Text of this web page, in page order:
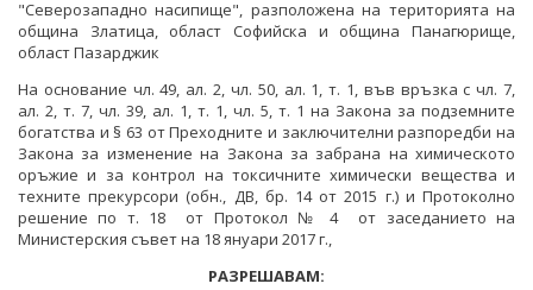
НА СЪВЕТА
РАЗСЕКРЕТЕНИ ДОГОВОРИ В ЕНЕРГЕТИКАТА
ПРЯКО ИЗЛЪЧВАНЕ НА ЗАСЕДАНИЯТА НА
ОБЩЕСТВЕНИЯ СЪВЕТ ПО ЕНЕРГЕТИКА
ПРОЕКТИ ОТ ОБЩ ИНТЕРЕС
ДРУГИ ЗНАЧИМИ ПРОЕКТИ
ВЪЗОБНОВЯЕМА ЕНЕРГИЯ"
ВЪЗОБНОВЯЕМИ ЕНЕРГИЙНИ ИЗТОЧНИЦИ
ХЪБ "ЕНЕРГИЙНИ ОБЩНОСТИ"
ХЪБ "ЕНЕРГИЙНИ ОБЩНОСТИ"
ГЕОТЕРМАЛНА ЛАБОРАТОРИЯ
ГЕОТЕРМАЛНА ЛАБОРАТОРИЯ
ЕНЕРГИЕН ПАЗАР
"Северозападно насипище", разположена на територията на
община Златица, област Софийска и община Панагюрище,
област Пазарджик
На основание чл. 49, ал. 2, чл. 50, ал. 1, т. 1, във връзка с чл. 7,
ал. 2, т. 7, чл. 39, ал. 1, т. 1, чл. 5, т. 1 на Закона за подземните
богатства и § 63 от Преходните и заключителни разпоредби на
Закона за изменение на Закона за забрана на химическото
оръжие и за контрол на токсичните химически вещества и
техните прекурсори (обн., ДВ, бр. 14 от 2015 г.) и Протоколно
решение по т. 18 от Протокол № 4 от заседанието на
Министерския съвет на 18 януари 2017 г.,
РАЗРЕШАВАМ: